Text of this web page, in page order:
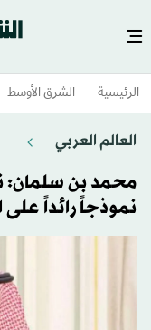
الرئيسية الشرق الأوسط​
العالم العربي
محمد بن سلمان:
نموذجاً رائداً